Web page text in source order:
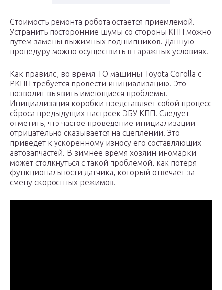
Стоимость ремонта робота остается приемлемой.
Устранить посторонние шумы со стороны КПП можно
путем замены выжимных подшипников. Данную
процедуру можно осуществить в гаражных условиях.
Как правило, во время ТО машины Toyota Corolla с
РКПП требуется провести инициализацию. Это
позволит выявить имеющиеся проблемы.
Инициализация коробки представляет собой процесс
сброса предыдущих настроек ЭБУ КПП. Следует
отметить, что частое проведение инициализации
отрицательно сказывается на сцеплении. Это
приведет к ускоренному износу его составляющих
автозапчастей. В зимнее время хозяин иномарки
может столкнуться с такой проблемой, как потеря
функциональности датчика, который отвечает за
смену скоростных режимов.